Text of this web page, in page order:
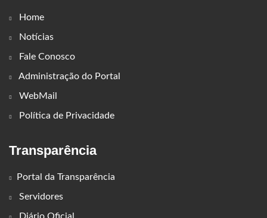
Home
Notícias
Fale Conosco
Administração do Portal
WebMail
Política de Privacidade
Transparência
Portal da Transparência
Servidores